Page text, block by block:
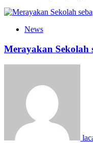
News
Merayakan Sekolah